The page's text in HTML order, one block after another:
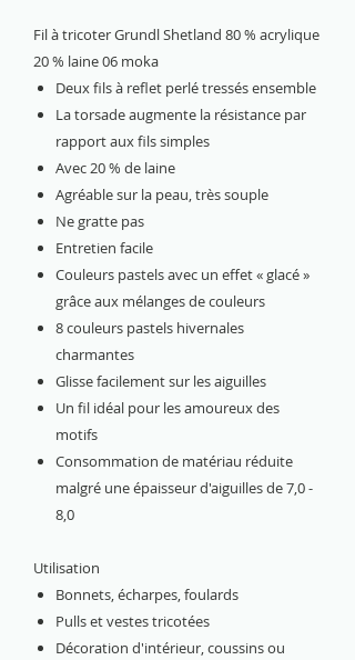
Fil à tricoter Grundl Shetland 80 % acrylique
20 % laine 06 moka
Deux fils à reflet perlé tressés ensemble
La torsade augmente la résistance par
rapport aux fils simples
Avec 20 % de laine
Agréable sur la peau, très souple
Ne gratte pas
Entretien facile
Couleurs pastels avec un effet « glacé »
grâce aux mélanges de couleurs
8 couleurs pastels hivernales
charmantes
Glisse facilement sur les aiguilles
Un fil idéal pour les amoureux des
motifs
Consommation de matériau réduite
malgré une épaisseur d'aiguilles de 7,0 -
8,0
Utilisation
Bonnets, écharpes, foulards
Pulls et vestes tricotées
Décoration d'intérieur, coussins ou